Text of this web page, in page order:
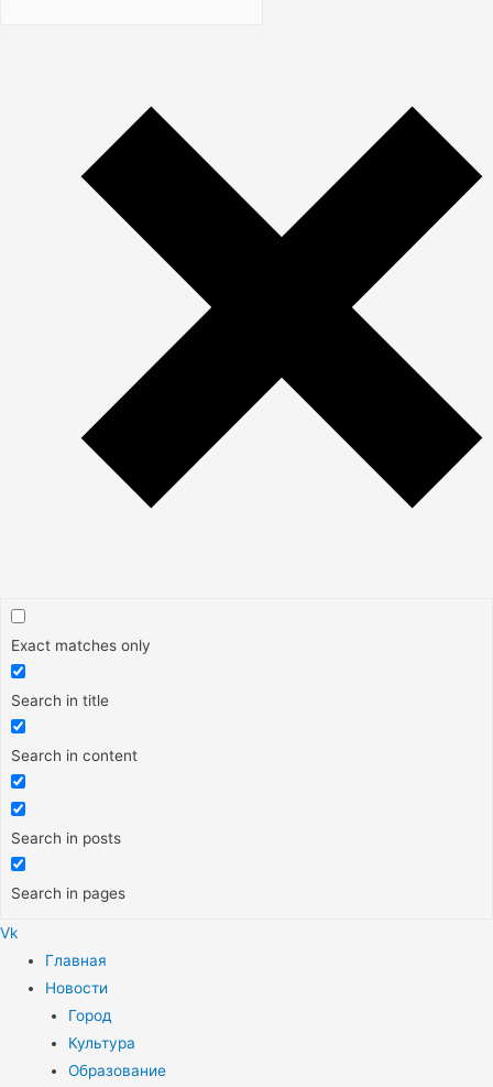
Exact matches only
Search in title
Search in content
Search in posts
Search in pages
Vk
Меню
Главная
Новости
Город
Культура
Образование